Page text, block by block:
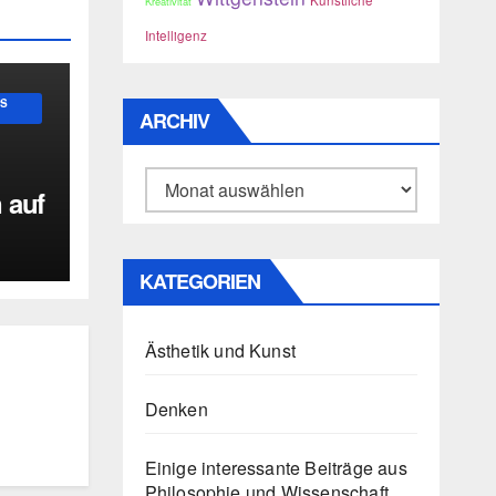
auf
Intelligenz
ARCHIV
Archiv
KATEGORIEN
Ästhetik und Kunst
Denken
Einige interessante Beiträge aus